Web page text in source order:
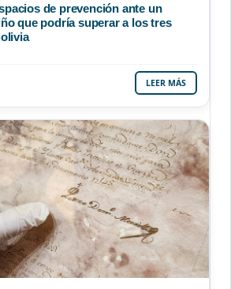
de prevención ante un
que podría superar a los tres
LEER MÁS